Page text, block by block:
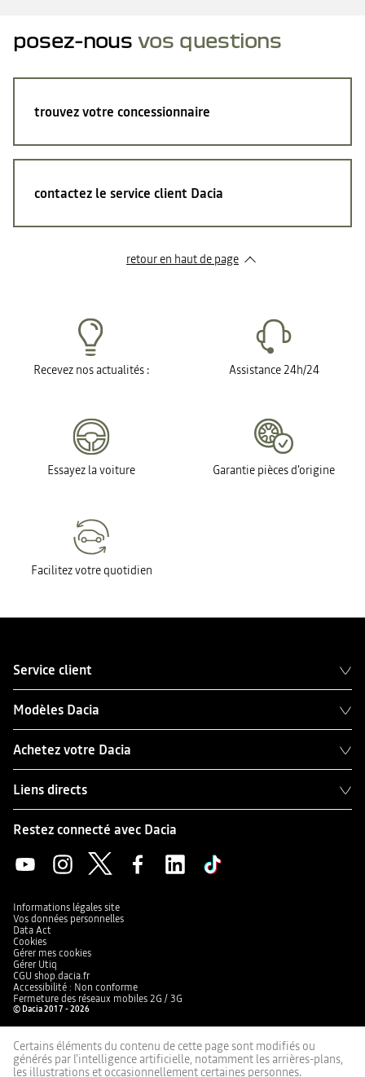
posez-nous vos questions
trouvez votre concessionnaire
contactez le service client Dacia
retour en haut de page​
Recevez nos actualités : Assistance 24h/24
Essayez la voiture Garantie pièces d'origine
Facilitez votre quotidien
Service client
Modèles Dacia
Achetez votre Dacia
Liens directs
Restez connecté avec Dacia
Informations légales site
Vos données personnelles
Data Act
Cookies
Gérer mes cookies
Gérer Utiq
CGU shop.dacia.fr
Accessibilité : Non conforme
Fermeture des réseaux mobiles 2G / 3G
© Dacia 2017 - 2026
Certains éléments du contenu de cette page sont modifiés ou
générés par l'intelligence artificielle, notamment les arrières-plans,
les illustrations et occasionnellement certaines personnes.